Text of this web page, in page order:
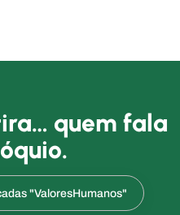
quem fala
"ValoresHumanos"